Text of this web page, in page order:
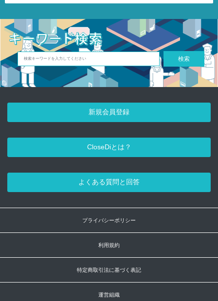
検索
新規会員登録
CloseDiとは？
よくある質問と回答
プライバシーポリシー
利用規約
特定商取引法に基づく表記
運営組織